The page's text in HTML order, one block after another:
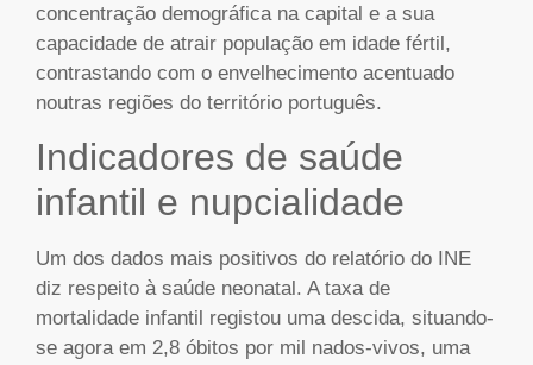
concentração demográfica na capital e a sua
capacidade de atrair população em idade fértil,
contrastando com o envelhecimento acentuado
noutras regiões do território português.
Indicadores de saúde
infantil e nupcialidade
Um dos dados mais positivos do relatório do INE
diz respeito à saúde neonatal. A taxa de
mortalidade infantil registou uma descida, situando-
se agora em 2,8 óbitos por mil nados-vivos, uma